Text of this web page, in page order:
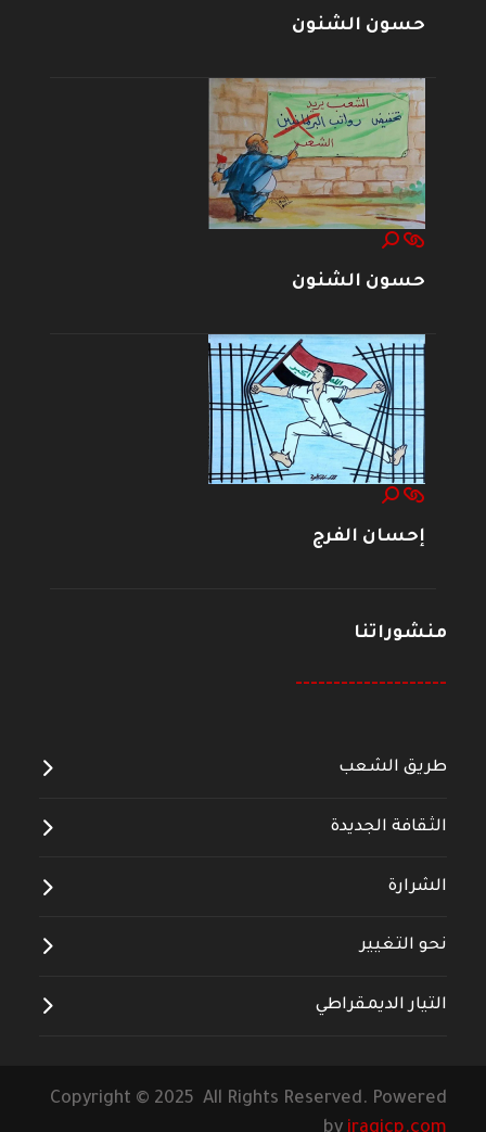
حسون الشنون
حسون الشنون
إحسان الفرج
منشوراتنا
--------------------
طريق الشعب
الثقافة الجديدة
الشرارة
نحو التغيير
التيار الديمقراطي
Copyright © 2025 All Rights Reserved. Powered